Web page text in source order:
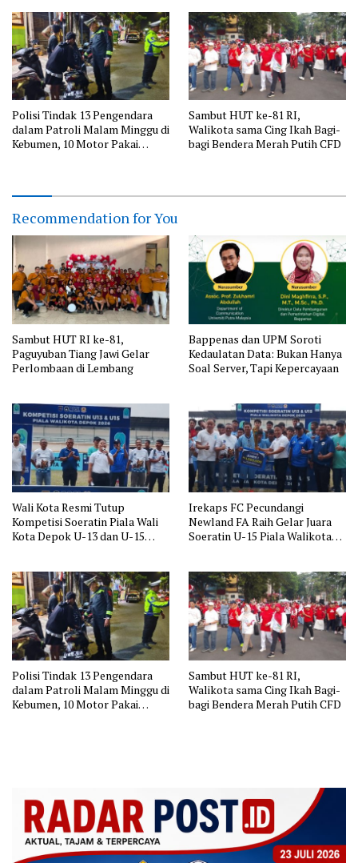
Polisi Tindak 13 Pengendara
dalam Patroli Malam Minggu di
Kebumen, 10 Motor Pakai
Sambut HUT ke-81 RI,
Walikota sama Cing Ikah Bagi-
bagi Bendera Merah Putih CFD
Recommendation for You
Sambut HUT RI ke-81,
Paguyuban Tiang Jawi Gelar
Perlombaan di Lembang
Bappenas dan UPM Soroti
Kedaulatan Data: Bukan Hanya
Soal Server, Tapi Kepercayaan
Wali Kota Resmi Tutup
Kompetisi Soeratin Piala Wali
Kota Depok U-13 dan U-15
Irekaps FC Pecundangi
Newland FA Raih Gelar Juara
Soeratin U-15 Piala Walikota
Polisi Tindak 13 Pengendara
dalam Patroli Malam Minggu di
Kebumen, 10 Motor Pakai
Sambut HUT ke-81 RI,
Walikota sama Cing Ikah Bagi-
bagi Bendera Merah Putih CFD